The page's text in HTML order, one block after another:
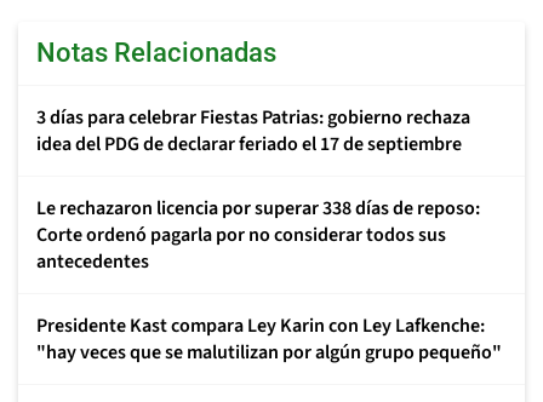
Notas Relacionadas
3 días para celebrar Fiestas Patrias: gobierno rechaza
idea del PDG de declarar feriado el 17 de septiembre
Le rechazaron licencia por superar 338 días de reposo:
Corte ordenó pagarla por no considerar todos sus
antecedentes
Presidente Kast compara Ley Karin con Ley Lafkenche:
"hay veces que se malutilizan por algún grupo pequeño"